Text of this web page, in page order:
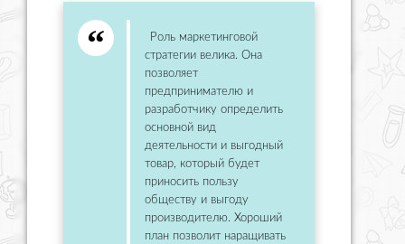
Роль маркетинговой
стратегии велика. Она
позволяет
предпринимателю и
разработчику определить
основной вид
деятельности и выгодный
товар, который будет
приносить пользу
обществу и выгоду
производителю. Хороший
план позволит наращивать